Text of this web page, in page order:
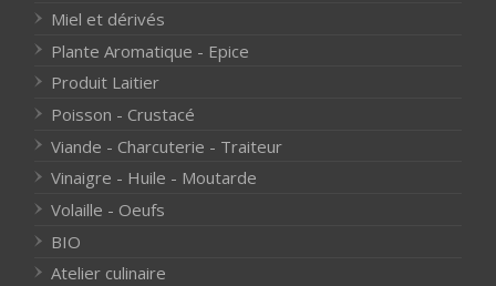
Miel et dérivés
Plante Aromatique - Epice
Produit Laitier
Poisson - Crustacé
Viande - Charcuterie - Traiteur
Vinaigre - Huile - Moutarde
Volaille - Oeufs
BIO
Atelier culinaire